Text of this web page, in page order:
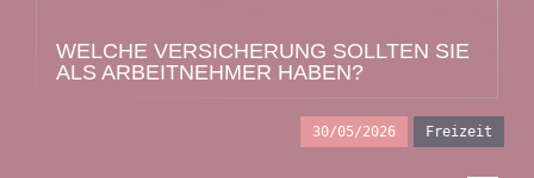
WELCHE VERSICHERUNG SOLLTEN SIE
ALS ARBEITNEHMER HABEN?
30/05/2026 Freizeit